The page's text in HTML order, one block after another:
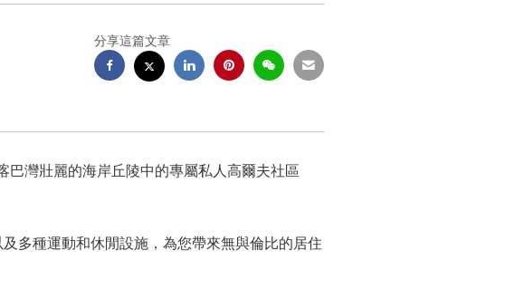
分享這篇文章
巴灣壯麗的海岸丘陵中的專屬私人高爾夫社區
多種運動和休閒設施，為您帶來無與倫比的居住